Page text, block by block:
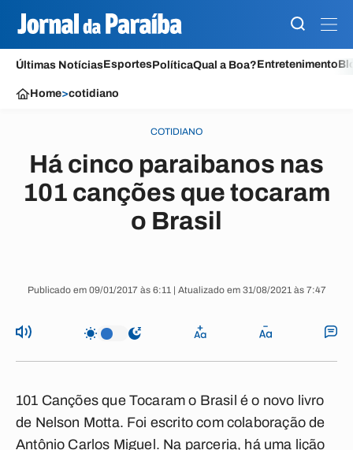
Últimas NotíciasEsportesPolíticaQual a Boa?Entretenimento
Home>cotidiano
COTIDIANO
Há cinco paraibanos nas
101 canções que tocaram
o Brasil
Publicado em 09/01/2017 às 6:11 | Atualizado em 31/08/2021 às 7:47
101 Canções que Tocaram o Brasil é o novo livro
de Nelson Motta. Foi escrito com colaboração de
Antônio Carlos Miguel. Na parceria, há uma lição